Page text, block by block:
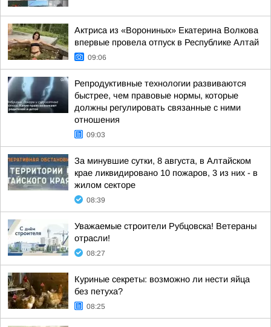
Актриса из «Ворониных» Екатерина Волкова
впервые провела отпуск в Республике Алтай
09:06
Репродуктивные технологии развиваются
быстрее, чем правовые нормы, которые
должны регулировать связанные с ними
отношения
09:03
За минувшие сутки, 8 августа, в Алтайском
крае ликвидировано 10 пожаров, 3 из них - в
жилом секторе
08:39
Уважаемые строители Рубцовска! Ветераны
отрасли!
08:27
Куриные секреты: возможно ли нести яйца
без петуха?
08:25